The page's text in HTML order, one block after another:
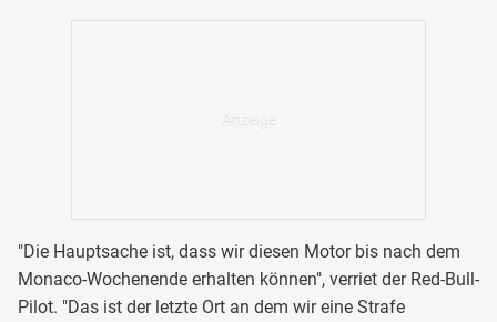
"Die Hauptsache ist, dass wir diesen Motor bis nach dem
Monaco-Wochenende erhalten können", verriet der Red-Bull-
Pilot. "Das ist der letzte Ort an dem wir eine Strafe